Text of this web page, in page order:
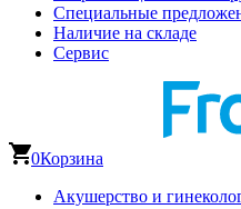
Специальные
Наличие на складе
Сервис
0Корзина
Акушерство и